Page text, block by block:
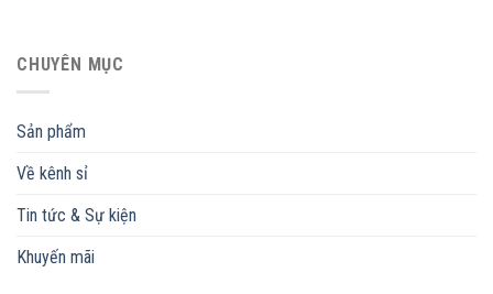
CHUYÊN MỤC
Sản phẩm
Về kênh sỉ
Tin tức & Sự kiện
Khuyến mãi